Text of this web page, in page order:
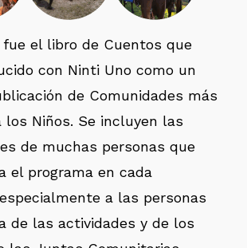
el libro de Cuentos que
con Ninti Uno como un
de Comunidades más
los Niños. Se incluyen las
de muchas personas que
el programa en cada
a las personas
de las actividades y de los